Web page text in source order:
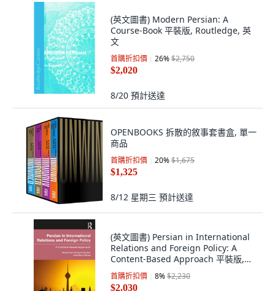
(英文圖書) Modern Persian: A
Course-Book 平裝版, Routledge, 英
文
首購折扣價 26%$2,750
$2,020
8/20 預計送達
OPENBOOKS 拆散的敘事套書盒, 單一
商品
首購折扣價 20%$1,675
$1,325
8/12 星期三 預計送達
(英文圖書) Persian in International
Relations and Foreign Policy: A
Content-Based Approach 平裝版,
Routledge, 英文
首購折扣價 8%$2,230
$2,030